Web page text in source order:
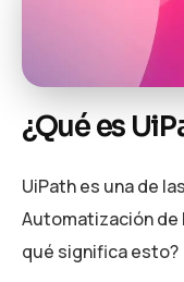
¿Qué es
UiPath es una de
Automatización de
qué significa esto?